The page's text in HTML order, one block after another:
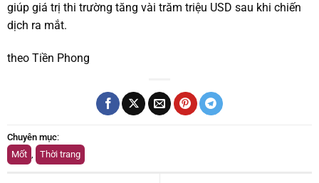
giúp giá trị thi trường tăng vài trăm triệu USD sau khi chiến
dịch ra mắt.
theo Tiền Phong
Chuyên mục:
Mốt
Thời trang